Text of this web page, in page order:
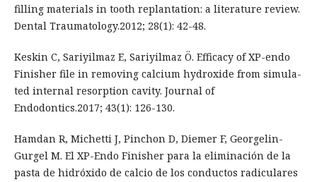
filling materials in tooth replantation: a literature review.
Dental Traumatology.2012; 28(1): 42-48.
Keskin C, Sariyilmaz E, Sariyilmaz Ö. Efficacy of XP-endo
Finisher file in removing calcium hydroxide from simula-
ted internal resorption cavity. Journal of
Endodontics.2017; 43(1): 126-130.
Hamdan R, Michetti J, Pinchon D, Diemer F, Georgelin-
Gurgel M. El XP-Endo Finisher para la eliminación de la
pasta de hidróxido de calcio de los conductos radiculares